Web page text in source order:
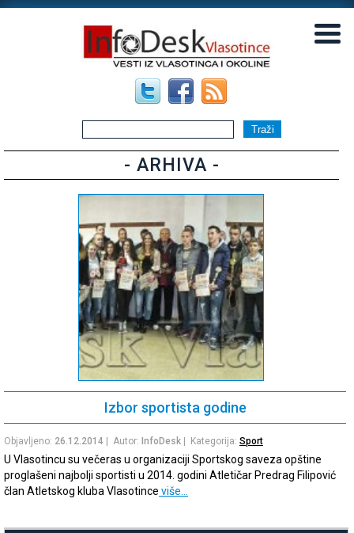
- ARHIVA -
Izbor sportista godine
Objavljeno: 26.12.2014 | Autor: InfoDesk | Kategorija: Sport
U Vlasotincu su večeras u organizaciji Sportskog saveza opštine
proglašeni najbolji sportisti u 2014. godini Atletičar Predrag Filipović
član Atletskog kluba Vlasotince više…